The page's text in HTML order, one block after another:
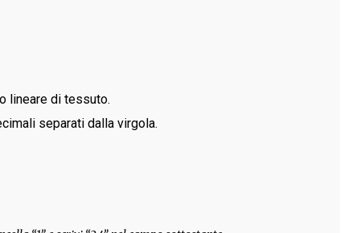
lineare di tessuto.
separati dalla virgola.